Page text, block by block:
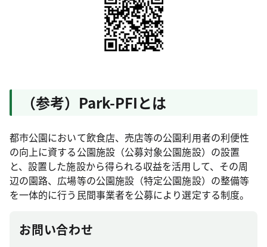
（参考）Park-PFIとは
都市公園において飲食店、売店等の公園利用者の利便性
の向上に資する公園施設（公募対象公園施設）の設置
と、設置した施設から得られる収益を活用して、その周
辺の園路、広場等の公園施設（特定公園施設）の整備等
を一体的に行う民間事業者を公募により選定する制度。
お問い合わせ